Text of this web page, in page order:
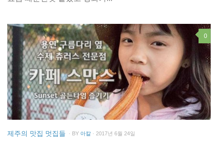
0
제주의 맛집 멋집들 · BY 아칼 · 2017년 6월 24일